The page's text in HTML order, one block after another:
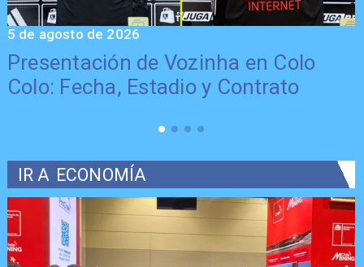
Presentación de Vozinha en Colo
Colo: Fecha, Estadio y Contrato
5 de agosto de 2026
IR A ECONOMÍA